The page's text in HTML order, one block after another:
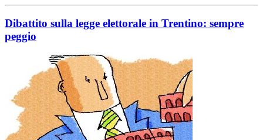
Dibattito sulla legge elettorale in Trentino: sempre
peggio